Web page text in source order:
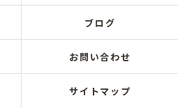
ブログ
お問い合わせ
サイトマップ